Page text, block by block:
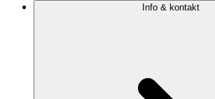
Info & kontakt